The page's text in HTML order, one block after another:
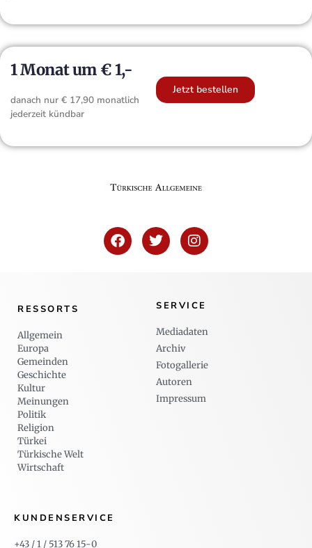
1 Monat um € 1,-
danach nur € 17,90 monatlich
jederzeit kündbar
Jetzt bestellen
RESSORTS
Allgemein
Europa
Gemeinden
Geschichte
Kultur
Meinungen
Politik
Religion
Türkei
Türkische Welt
Wirtschaft
SERVICE
Mediadaten
Archiv
Fotogallerie
Autoren
Impressum
KUNDENSERVICE
+43 / 1 / 513 76 15-0